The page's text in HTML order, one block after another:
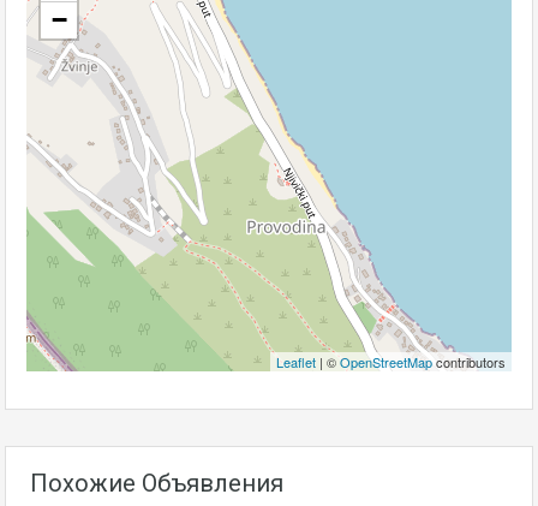
−
Leaflet | ©OpenStreetMapcontributors
Похожие Объявления